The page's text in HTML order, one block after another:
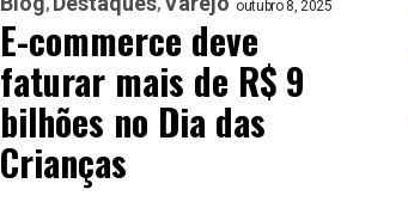
outubro 8, 2025
E-commerce deve
faturar mais de R$ 9
bilhões no Dia das
Crianças